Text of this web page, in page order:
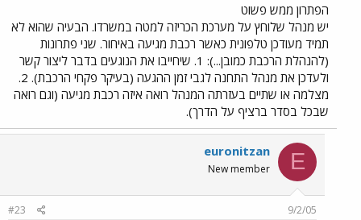
אחר כך נכנסת לרציף 2,נחשתם? הרכבת שעליה הכריזו (לרחובות)
והנוסעים המסכנים שרצו ופיספסו (כי חשבו שהכרוז טעה) מתנשפים חזרה
לרציף שממנו הם נמלטו לפני דקותיים... ותוך כדי כך, מי באה? מי מופיעה?
בשקט בשקט לרציף מספר 1? בלי כרוז ובלי בטיח? רכבת שלישית, זאת
לבנימינה. נשמע מצחיק? אבל זאת התעללות לשמה: אי אפשר להשתמש
בחדר ההמתנה התת קרקעי כי אז מפספסים את הרכבת. זה קרה לי פעם
אחת. קשה לעמוד ברציף הקפוא והרועש. נו? אז לאן הלכו המליארדים?
אני מתכוון לכתוב להנהלת הרכבת. עשיתי את זה לא מזמן בקשר לכמה
בעיות כולל זאת שתיארתי. קיבלתי מכמב נורא ארוך (ומייגע) על תכניות
ותכניות עפ ראשי תיבות נורא יפים והטמעות של כל מיני דברים נורא
מתוחכמים. אבל? רמקול יש? מיקרופון יש?
הפתרון ממש פשוט
יש מנהל שלוחץ על מערכת הכריזה למטה במשרדו. הבעיה שהוא לא
תמיד מעודכן טלפונית כאשר רכבת מגיעה באיחור. שני פתרונות
(להנהלת הרכבת כמובן...): 1. שיחייבו את הנוגעים בדבר ליצור קשר
ולעדכן את מנהל התחנה לגבי זמן ההגעה (בעיקר פקחי הרכבת). 2.
מצלמה או שתיים בעזרתה המנהל רואה איזה רכבת מגיעה (וגם רואה
שבכל בסדר ברציף על הדרך).
E
euronitzan
New member
9/2/05
#23